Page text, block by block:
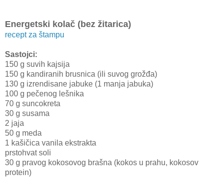
Energetski kolač (bez žitarica)
recept za štampu
Sastojci:
150 g suvih kajsija
150 g kandiranih brusnica (ili suvog grožđa)
130 g izrendisane jabuke (1 manja jabuka)
100 g pečenog lešnika
70 g suncokreta
30 g susama
2 jaja
50 g meda
1 kašičica vanila ekstrakta
prstohvat soli
30 g pravog kokosovog brašna (kokos u prahu, kokosov
protein)